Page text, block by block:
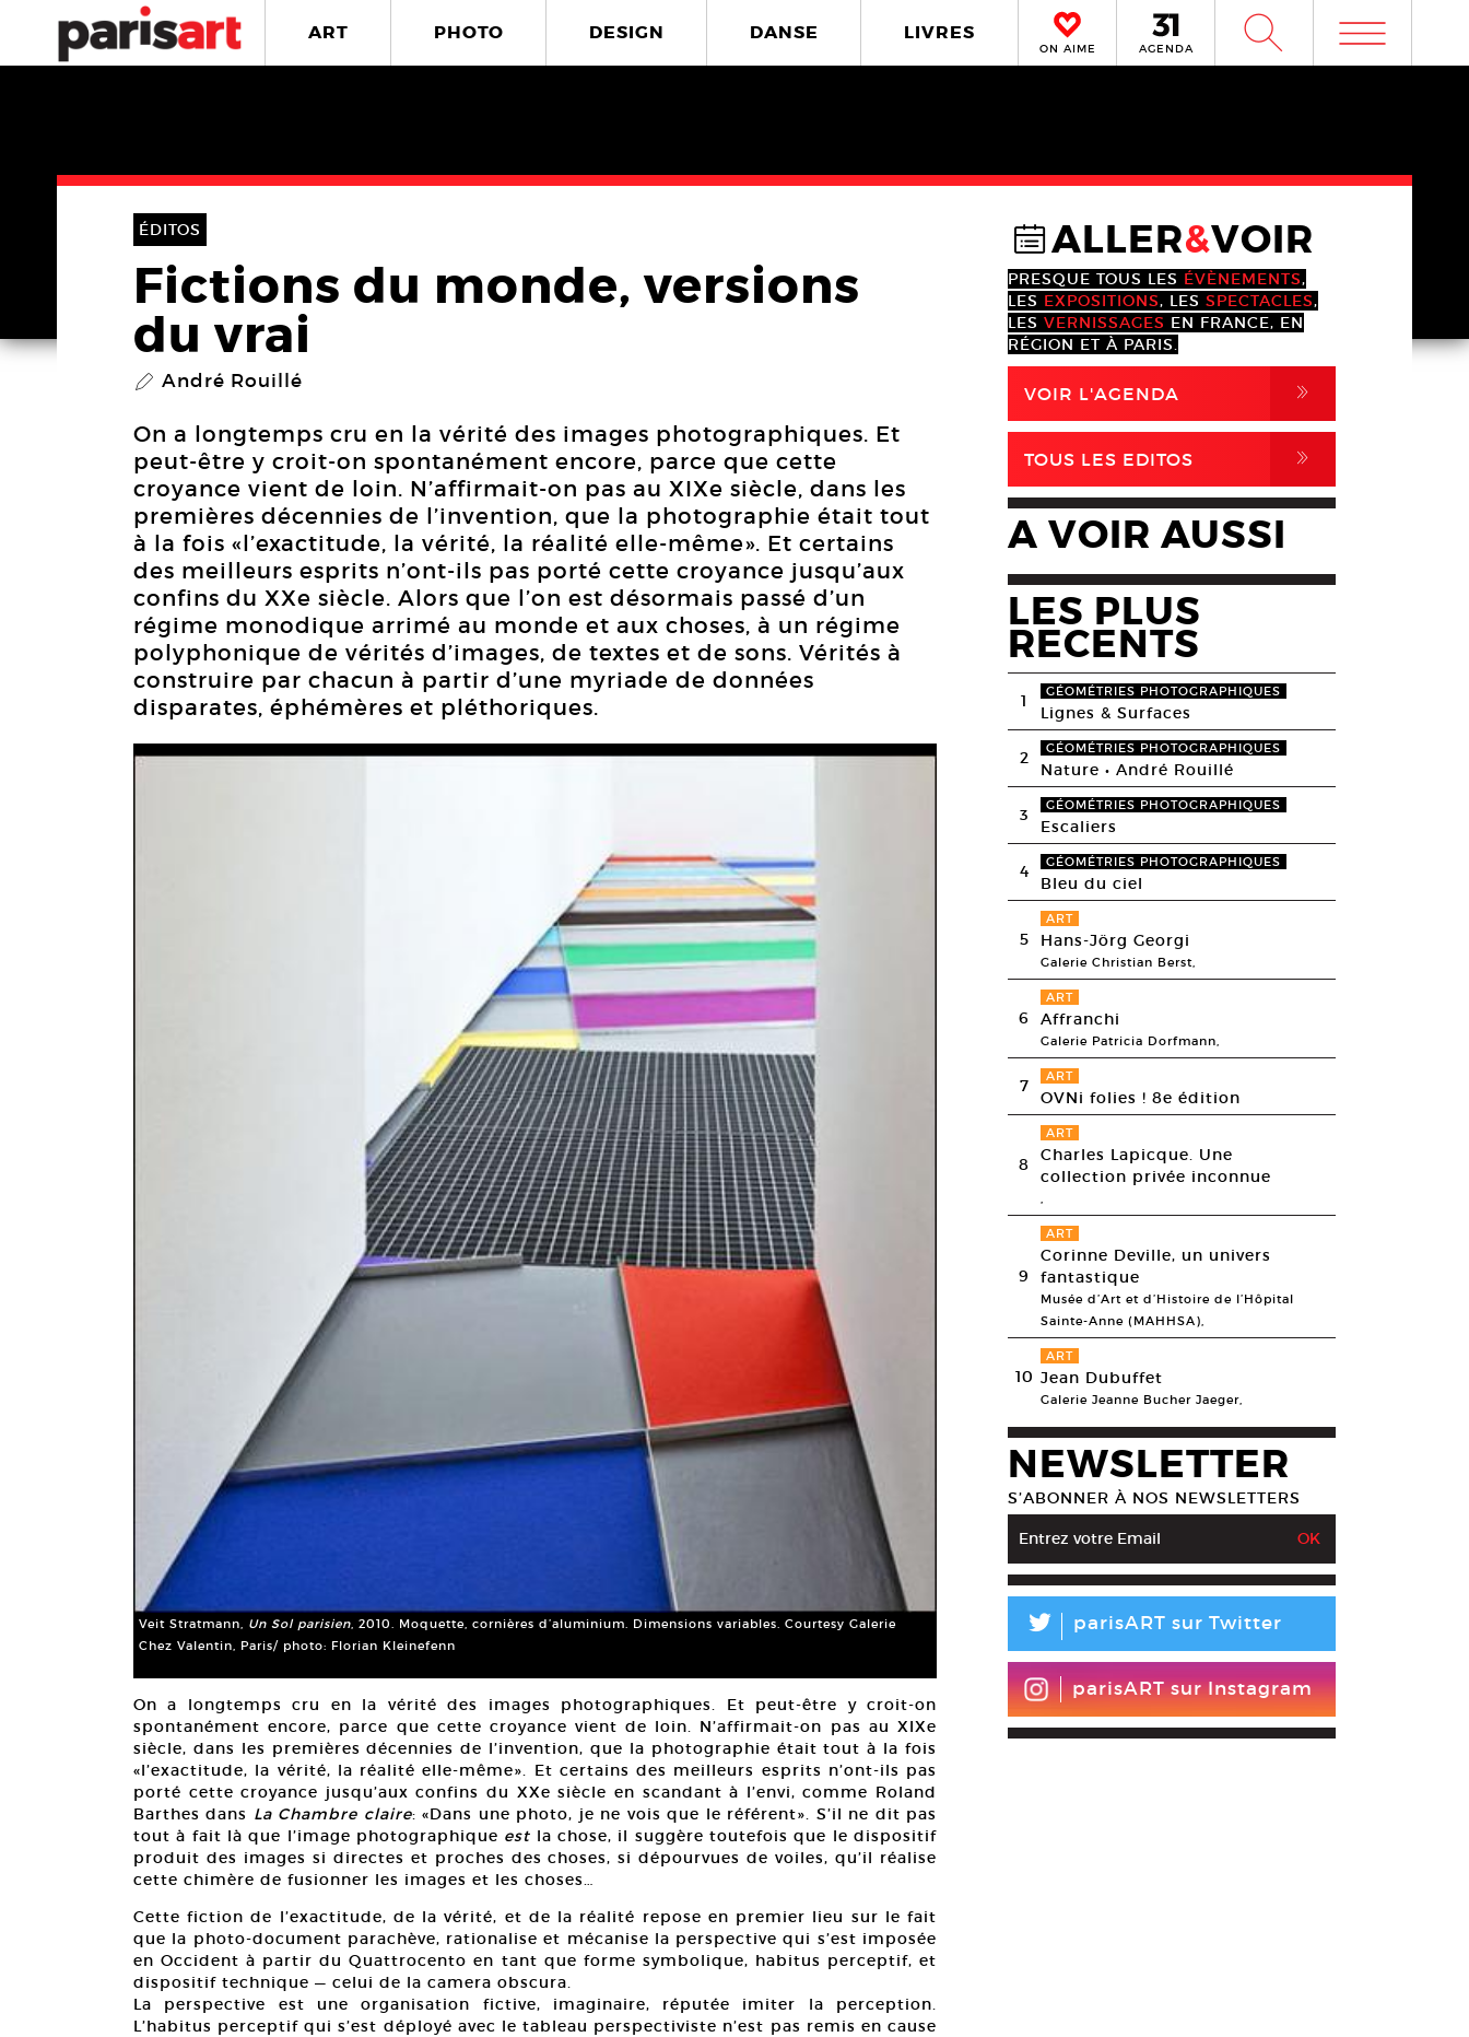
ART PHOTO DESIGN DANSE LIVRES
ON AIME AGENDA W m
ÉDITOS
Fictions du monde, versions
du vrai
P André Rouillé
On a longtemps cru en la vérité des images photographiques. Et
peut-être y croit-on spontanément encore, parce que cette
croyance vient de loin. N’affirmait-on pas au XIXe siècle, dans les
premières décennies de l’invention, que la photographie était tout
à la fois «l’exactitude, la vérité, la réalité elle-même». Et certains
des meilleurs esprits n’ont-ils pas porté cette croyance jusqu’aux
confins du XXe siècle. Alors que l’on est désormais passé d’un
régime monodique arrimé au monde et aux choses, à un régime
polyphonique de vérités d’images, de textes et de sons. Vérités à
construire par chacun à partir d’une myriade de données
disparates, éphémères et pléthoriques.
Veit Stratmann, Un Sol parisien, 2010. Moquette, cornières d’aluminium. Dimensions variables. Courtesy Galerie
Chez Valentin, Paris/ photo: Florian Kleinefenn
On a longtemps cru en la vérité des images photographiques. Et peut-être y croit-on
spontanément encore, parce que cette croyance vient de loin. N’affirmait-on pas au XIXe
siècle, dans les premières décennies de l’invention, que la photographie était tout à la fois
«l’exactitude, la vérité, la réalité elle-même». Et certains des meilleurs esprits n’ont-ils pas
porté cette croyance jusqu’aux confins du XXe siècle en scandant à l’envi, comme Roland
Barthes dans La Chambre claire: «Dans une photo, je ne vois que le référent». S’il ne dit pas
tout à fait là que l’image photographique est la chose, il suggère toutefois que le dispositif
produit des images si directes et proches des choses, si dépourvues de voiles, qu’il réalise
cette chimère de fusionner les images et les choses…
Cette fiction de l’exactitude, de la vérité, et de la réalité repose en premier lieu sur le fait
que la photo-document parachève, rationalise et mécanise la perspective qui s’est imposée
en Occident à partir du Quattrocento en tant que forme symbolique, habitus perceptif, et
dispositif technique — celui de la camera obscura.
La perspective est une organisation fictive, imaginaire, réputée imiter la perception.
L’habitus perceptif qui s’est déployé avec le tableau perspectiviste n’est pas remis en cause
@ALLER&VOIR
PRESQUE TOUS LES ÉVÈNEMENTS,
LES EXPOSITIONS, LES SPECTACLES,
LES VERNISSAGES EN FRANCE, EN
RÉGION ET À PARIS.
VOIR L'AGENDA ,
TOUS LES EDITOS ,
A VOIR AUSSI
LES PLUS
RECENTS
1 GÉOMÉTRIES PHOTOGRAPHIQUES
Lignes & Surfaces
2 GÉOMÉTRIES PHOTOGRAPHIQUES
Nature • André Rouillé
3 GÉOMÉTRIES PHOTOGRAPHIQUES
Escaliers
4 GÉOMÉTRIES PHOTOGRAPHIQUES
Bleu du ciel
5
ART
Hans-Jörg Georgi
Galerie Christian Berst,
6
ART
Affranchi
Galerie Patricia Dorfmann,
7 ART
OVNi folies ! 8e édition
8
ART
Charles Lapicque. Une
collection privée inconnue
,
9
ART
Corinne Deville, un univers
fantastique
Musée d’Art et d’Histoire de l’Hôpital
Sainte-Anne (MAHHSA),
10
ART
Jean Dubuffet
Galerie Jeanne Bucher Jaeger,
NEWSLETTER
S’ABONNER À NOS NEWSLETTERS
L parisART sur Twitter
parisART sur Instagram